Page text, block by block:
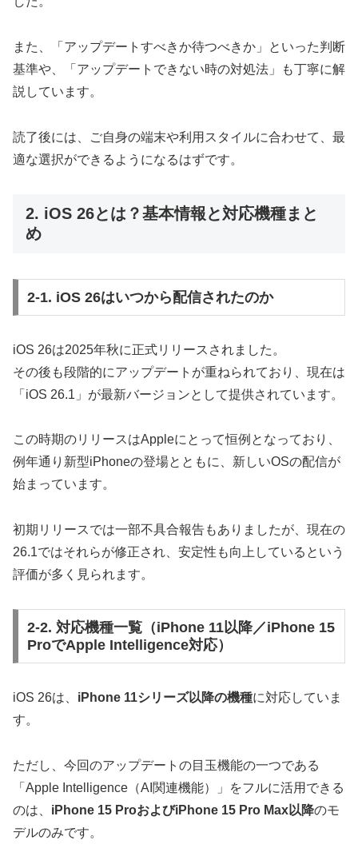
また、「アップデートすべきか待つべきか」といった判断
基準や、「アップデートできない時の対処法」も丁寧に解
説しています。
読了後には、ご自身の端末や利用スタイルに合わせて、最
適な選択ができるようになるはずです。
2. iOS 26とは？基本情報と対応機種まと
め
2-1. iOS 26はいつから配信されたのか
iOS 26は2025年秋に正式リリースされました。
その後も段階的にアップデートが重ねられており、現在は
「iOS 26.1」が最新バージョンとして提供されています。
この時期のリリースはAppleにとって恒例となっており、
例年通り新型iPhoneの登場とともに、新しいOSの配信が
始まっています。
初期リリースでは一部不具合報告もありましたが、現在の
26.1ではそれらが修正され、安定性も向上しているという
評価が多く見られます。
2-2. 対応機種一覧（iPhone 11以降／iPhone 15
ProでApple Intelligence対応）
iOS 26は、 iPhone 11シリーズ以降の機種に対応していま
す。
ただし、今回のアップデートの目玉機能の一つである
「Apple Intelligence（AI関連機能）」をフルに活用できる
のは、 iPhone 15 ProおよびiPhone 15 Pro Max以降のモ
デルのみです。